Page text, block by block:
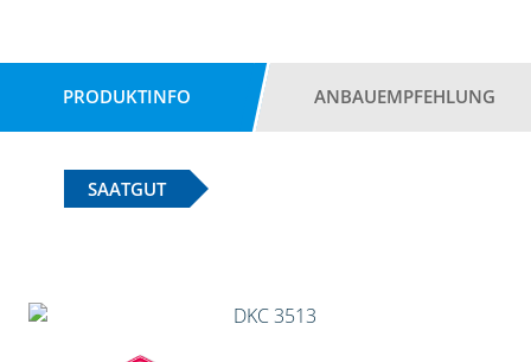
PRODUKTINFO ANBAUEMPFEHLUNG
SAATGUT